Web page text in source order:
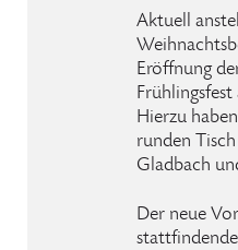
Aktuell
Eröffnung
Hierzu
runden
Gladbach
Der neue